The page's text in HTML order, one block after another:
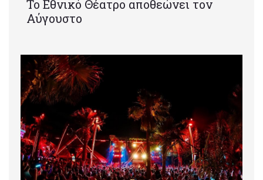
Το Εθνικό Θέατρο αποθεώνει τον
Αύγουστο